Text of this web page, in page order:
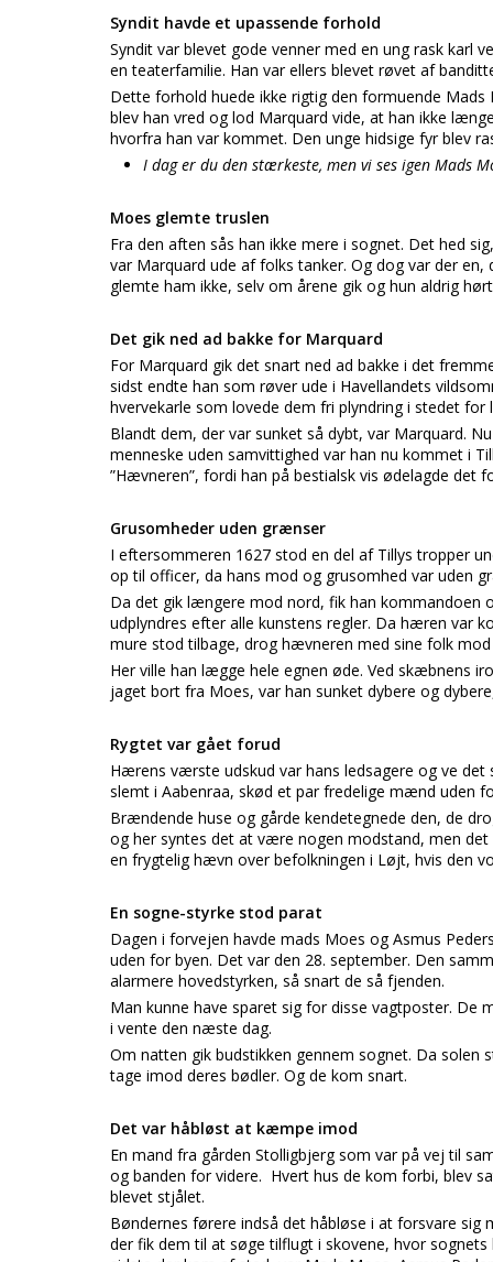
Syndit havde et upassende forhold
Syndit var blevet gode venner med en ung rask karl
en teaterfamilie. Han var ellers blevet røvet af
Dette forhold huede ikke rigtig den formuende
blev han vred og lod Marquard vide, at han ikke
hvorfra han var kommet. Den unge hidsige fyr blev
I dag er du den stærkeste, men vi ses igen Mads
Moes glemte truslen
Fra den aften sås han ikke mere i sognet. Det hed
var Marquard ude af folks tanker. Og dog var der en,
glemte ham ikke, selv om årene gik og hun aldrig
Det gik ned ad bakke for Marquard
For Marquard gik det snart ned ad bakke i det
sidst endte han som røver ude i Havellandets
hvervekarle som lovede dem fri plyndring i stedet for
Blandt dem, der var sunket så dybt, var Marquard.
menneske uden samvittighed var han nu kommet i
”Hævneren”, fordi han på bestialsk vis ødelagde det
Grusomheder uden grænser
I eftersommeren 1627 stod en del af Tillys tropper
op til officer, da hans mod og grusomhed var uden
Da det gik længere mod nord, fik han kommandoen
udplyndres efter alle kunstens regler. Da hæren var
mure stod tilbage, drog hævneren med sine folk
Her ville han lægge hele egnen øde. Ved skæbnens
jaget bort fra Moes, var han sunket dybere og
Rygtet var gået forud
Hærens værste udskud var hans ledsagere og ve det
slemt i Aabenraa, skød et par fredelige mænd uden
Brændende huse og gårde kendetegnede den, de
og her syntes det at være nogen modstand, men
en frygtelig hævn over befolkningen i Løjt, hvis den
En sogne-styrke stod parat
Dagen i forvejen havde mads Moes og Asmus
uden for byen. Det var den 28. september. Den
alarmere hovedstyrken, så snart de så fjenden.
Man kunne have sparet sig for disse vagtposter.
i vente den næste dag.
Om natten gik budstikken gennem sognet. Da
tage imod deres bødler. Og de kom snart.
Det var håbløst at kæmpe imod
En mand fra gården Stolligbjerg som var på vej til
og banden for videre. Hvert hus de kom forbi, blev
blevet stjålet.
Bøndernes førere indså det håbløse i at forsvare
der fik dem til at søge tilflugt i skovene, hvor